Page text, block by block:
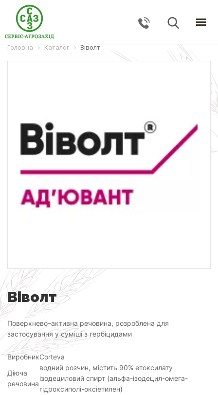
ГОЛОВНА
КАТАЛОГ
КОНТАКТИ
ЗВОРОТНИЙ ЗВ'ЯЗОК
Тернопільська обл., с. Великі Гаї, вул. Підлісна, 27
serviceagrozahid@gmail.com
Головна Каталог Віволт
Віволт
Поверхнево–активна речовина, розроблена для
застосування у суміші з гербіцидами
ВиробникCorteva
Діюча
речовина
водний розчин, містить 90% етоксилату
ізодециловий спирт (альфа-ізодецил-омега-
гідроксиполі-оксіетилен)